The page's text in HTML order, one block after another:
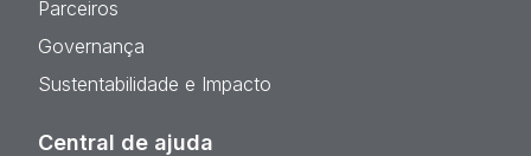
Parceiros
Governança
Sustentabilidade e Impacto
Central de ajuda